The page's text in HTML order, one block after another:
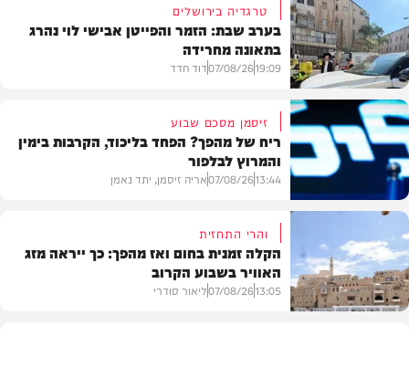
בארץ
טרגדיה בירושלים
בערב שבת: הזמר והפייטן אבישי לוי נהרג
בתאונה מחרידה
19:09
07/08/26דוד חדד
פוליטי
זיסמן מסכם שבוע
ריח של מהפך? הפחד בליכוד, הקרבות בימין
והמרוץ לבלפור
13:44
07/08/26אריה זיסמן, יתד נאמן
והרי התחזית
הקלה זמנית בחום ואז מהפך: כך ייראה מזג
האוויר בשבוע הקרוב
13:05
07/08/26ליאור סודרי